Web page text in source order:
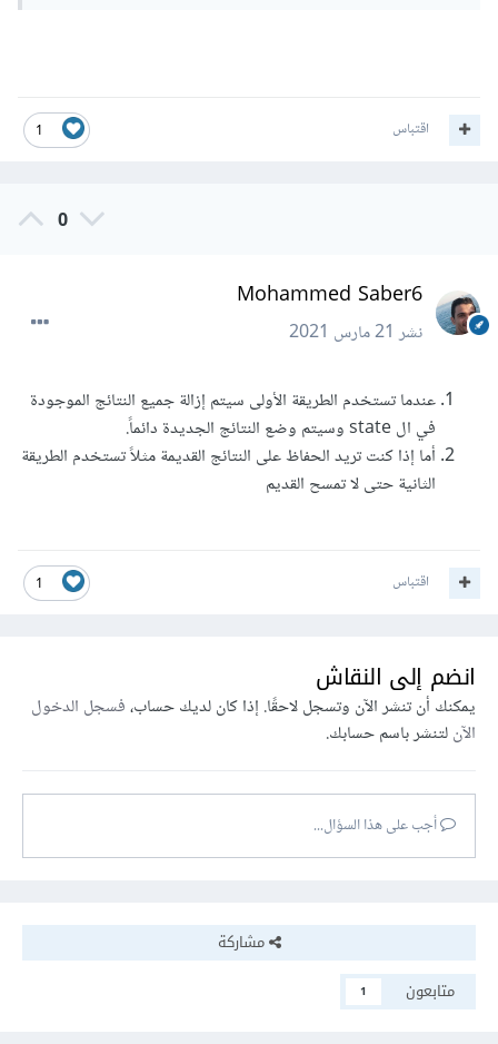
1 اقتباس
0
Mohammed Saber6
نشر21 مارس 2021
عندما تستخدم الطريقة الأولى سيتم إزالة جميع النتائج الموجودة
في ال state وسيتم وضع النتائج الجديدة دائماً.
أما إذا كنت تريد الحفاظ على النتائج القديمة مثلاً تستخدم الطريقة
الثانية حتى لا تمسح القديم
1 اقتباس
انضم إلى النقاش
يمكنك أن تنشر الآن وتسجل لاحقًا. إذا كان لديك حساب،فسجل الدخول
الآنلتنشر باسم حسابك.
أجب على هذا السؤال...
مشاركة
متابعون
1